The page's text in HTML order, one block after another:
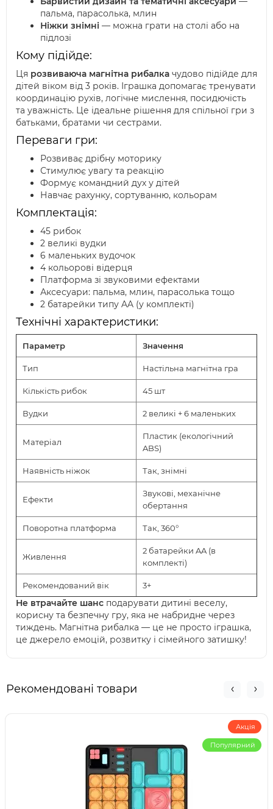
пальма, парасолька, млин
Ніжки знімні — можна грати на столі або на
підлозі
Кому підійде:
Ця розвиваюча магнітна рибалка чудово підійде для
дітей віком від 3 років. Іграшка допомагає тренувати
координацію рухів, логічне мислення, посидючість
та уважність. Це ідеальне рішення для спільної гри з
батьками, братами чи сестрами.
Переваги гри:
Розвиває дрібну моторику
Стимулює увагу та реакцію
Формує командний дух у дітей
Навчає рахунку, сортуванню, кольорам
Комплектація:
45 рибок
2 великі вудки
6 маленьких вудочок
4 кольорові відерця
Платформа зі звуковими ефектами
Аксесуари: пальма, млин, парасолька тощо
2 батарейки типу AA (у комплекті)
Технічні характеристики:
Параметр Значення
Тип Настільна магнітна гра
Кількість рибок 45 шт
Вудки 2 великі + 6 маленьких
Матеріал
Пластик (екологічний
ABS)
Наявність ніжок Так, знімні
Ефекти
Звукові, механічне
обертання
Поворотна платформа Так, 360°
Живлення
2 батарейки AA (в
комплекті)
Рекомендований вік 3+
Не втрачайте шанс подарувати дитині веселу,
корисну та безпечну гру, яка не набридне через
тиждень. Магнітна рибалка — це не просто іграшка,
це джерело емоцій, розвитку і сімейного затишку!
Рекомендовані товари
Акція
Популярний